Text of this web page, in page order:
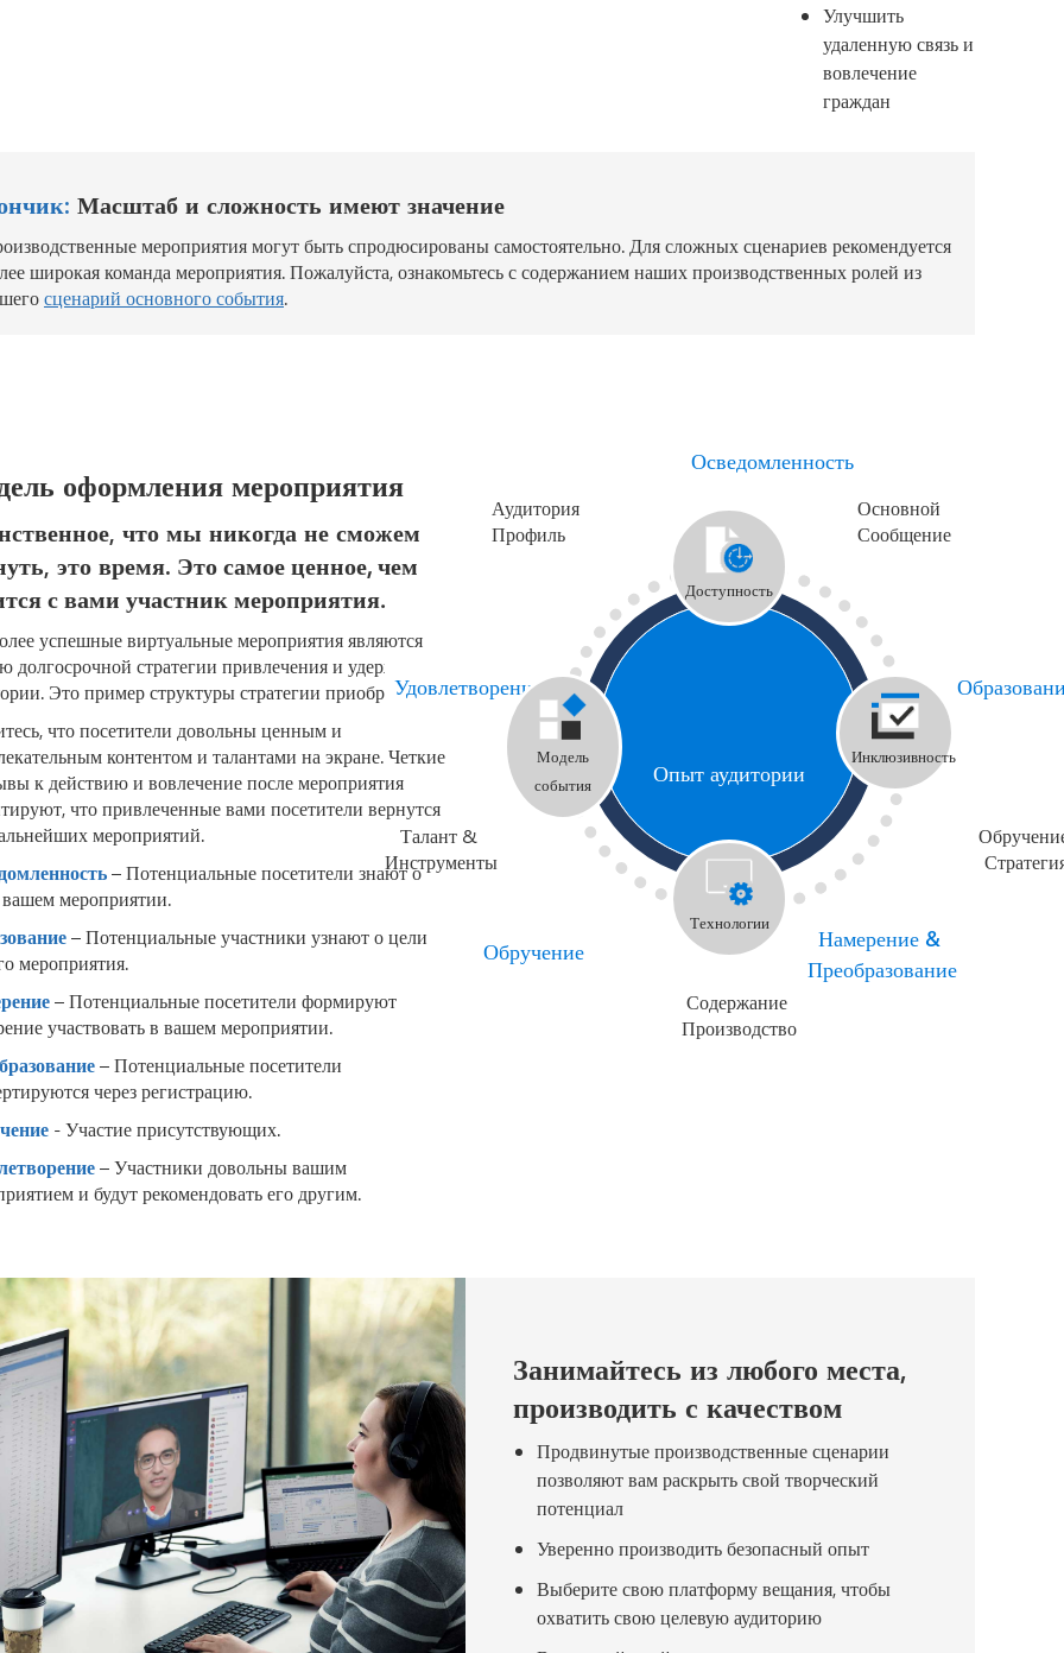
Улучшить
удаленную связь и
вовлечение
граждан
Масштаб и сложность имеют значение
мероприятия могут быть спродюсированы самостоятельно. Для сложных сценариев рекомендуется
широкая команда мероприятия. Пожалуйста, ознакомьтесь с содержанием наших производственных ролей из
сценарий основного события.
оформления мероприятия
что мы никогда не сможем
это время. Это самое ценное, чем
с вами участник мероприятия.
успешные виртуальные мероприятия являются
долгосрочной стратегии привлечения и удержания
Это пример структуры стратегии приобретения.
что посетители довольны ценным и
контентом и талантами на экране. Четкие
к действию и вовлечение после мероприятия
что привлеченные вами посетители вернутся
мероприятий.
– Потенциальные посетители знают о
мероприятии.
– Потенциальные участники узнают о цели
мероприятия.
– Потенциальные посетители формируют
участвовать в вашем мероприятии.
– Потенциальные посетители
через регистрацию.
- Участие присутствующих.
– Участники довольны вашим
и будут рекомендовать его другим.
Доступность
Инклюзивность
Технологии
Модель
события
Осведомленность
Основной
Сообщение
Намерение &
Преобразование
Содержание
Производство
Обручение
Талант &
Инструменты
Удовлетворение
Аудитория
Профиль
Опыт аудитории
Занимайтесь из любого места,
производить с качеством
Продвинутые производственные сценарии
позволяют вам раскрыть свой творческий
потенциал
Уверенно производить безопасный опыт
Выберите свою платформу вещания, чтобы
охватить свою целевую аудиторию